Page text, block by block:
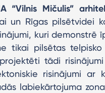
“Vilnis Mičulis”
un Rīgas pilsētvidei
kuri
tikai pilsētas
tādi
risinājumi ar
labiekārtojuma